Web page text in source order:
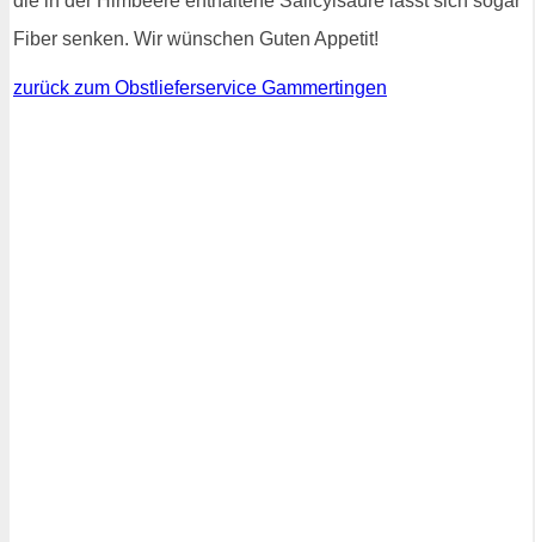
Fiber senken. Wir wünschen Guten Appetit!
zurück zum Obstlieferservice Gammertingen